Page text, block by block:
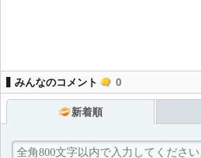
みんなのコメント 0
新着順